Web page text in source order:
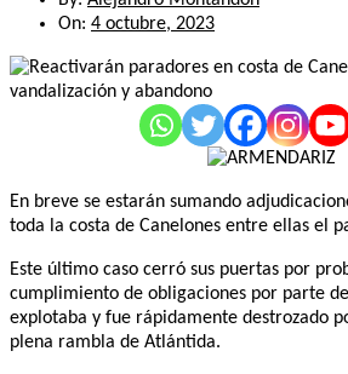
On: 4 octubre, 2023
En breve se estarán sumando
toda la costa de Canelones entre ellas el
Este último caso cerró sus puertas por
cumplimiento de obligaciones por parte
explotaba y fue rápidamente destrozado
plena rambla de Atlántida.